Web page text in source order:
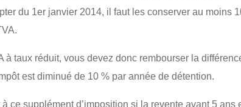
du 1er janvier 2014, il faut les conserver au moins
taux réduit, vous devez donc rembourser la
est diminué de 10 % par année de détention.
ce supplément d’imposition si la revente avant 5 ans